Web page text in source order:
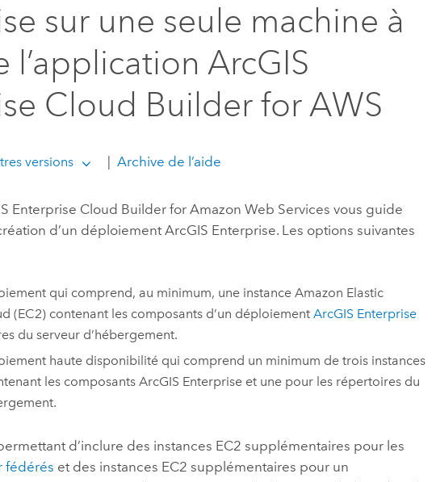
sur une seule machine à
l’application ArcGIS
Cloud Builder for AWS
versions | Archive de l’aide
Enterprise Cloud Builder for Amazon Web Services vous guide
d’un déploiementArcGIS Enterprise. Les options suivantes
qui comprend, au minimum, une instance Amazon Elastic
(EC2)contenant les composants d’un déploiement ArcGIS Enterprise
du serveur d’hébergement.
haute disponibilité qui comprend un minimum de trois instances
les composants ArcGIS Enterpriseet une pour les répertoires du
d’inclure des instances EC2 supplémentaires pour les
fédérés et des instances EC2 supplémentaires pour un